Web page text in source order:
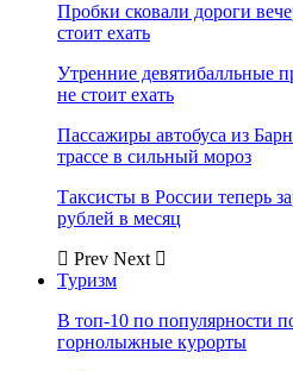
Пробки сковали дороги
стоит ехать
Утренние девятибалльные
не стоит ехать
Пассажиры автобуса из
трассе в сильный мороз
Таксисты в России теперь
рублей в месяц
Prev Next
Туризм
В топ-10 по популярности
горнолыжные курорты